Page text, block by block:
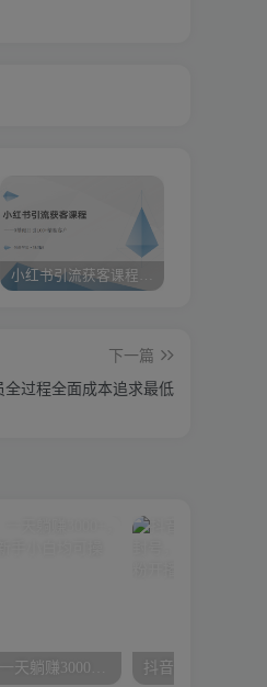
小红书引流获客课程：0基础日引100+精准客户
下一篇
全过程全面成本追求最低